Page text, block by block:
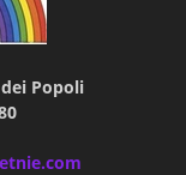
Popoli